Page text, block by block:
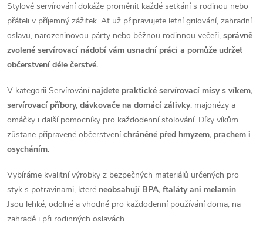
Stylové servírování dokáže proměnit každé setkání s rodinou nebo
přáteli v příjemný zážitek. Ať už připravujete letní grilování, zahradní
oslavu, narozeninovou párty nebo běžnou rodinnou večeři, správně
zvolené servírovací nádobí vám usnadní práci a pomůže udržet
občerstvení déle čerstvé.
V kategorii Servírování najdete praktické servírovací mísy s víkem,
servírovací příbory, dávkovače na domácí zálivky, majonézy a
omáčky i další pomocníky pro každodenní stolování. Díky víkům
zůstane připravené občerstveníchráněné před hmyzem, prachem i
osycháním.
Vybíráme kvalitní výrobky z bezpečných materiálů určených pro
styk s potravinami, které neobsahují BPA, ftaláty ani melamin.
Jsou lehké, odolné a vhodné pro každodenní používání doma, na
zahradě i při rodinných oslavách.